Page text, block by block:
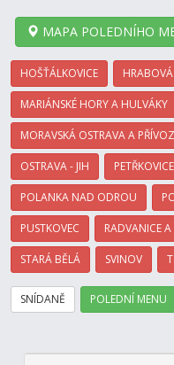
MAPA POLEDNÍHO
HOŠŤÁLKOVICE HRABOVÁ
MARIÁNSKÉ HORY A HULVÁKY
MORAVSKÁ OSTRAVA A PŘÍVOZ
OSTRAVA - JIH PETŘKOVICE
POLANKA NAD ODROU
PUSTKOVEC RADVANICE
STARÁ BĚLÁ SVINOV
SNÍDANĚ POLEDNÍ MENU